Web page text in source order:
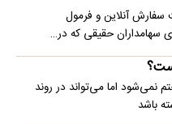
سفارش آنلاین و فرمول
سهامداران حقیقی که در…
نمی‌شود اما می‌تواند در روند
باشد